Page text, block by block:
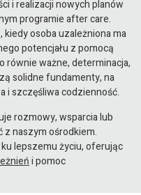
i realizacji nowych planów
programie after care.
osoba uzależniona ma
potencjału z pomocą
równie ważne, determinacja,
solidne fundamenty, na
i szczęśliwa codzienność.
rozmowy, wsparcia lub
z naszym ośrodkiem.
lepszemu życiu, oferując
i pomoc